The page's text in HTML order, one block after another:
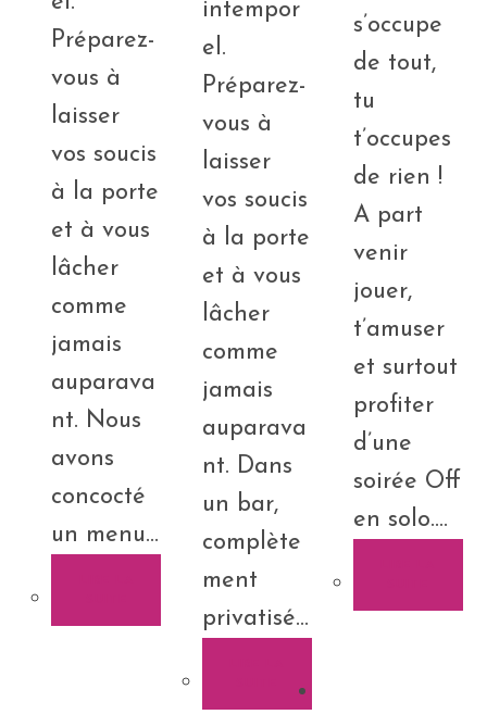
Préparez-
vous à
laisser
vos soucis
à la porte
et à vous
lâcher
comme
jamais
auparava
nt. Nous
avons
concocté
un menu…
intempor
el.
Préparez-
vous à
laisser
vos soucis
à la porte
et à vous
lâcher
comme
jamais
auparava
nt. Dans
un bar,
complète
ment
privatisé…
s’occupe
de tout,
tu
t’occupes
de rien !
A part
venir
jouer,
t’amuser
et surtout
profiter
d’une
soirée Off
en solo.…